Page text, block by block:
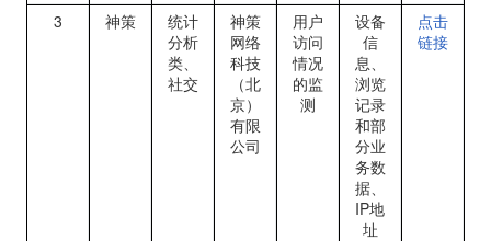
3 神策
统计
分析
类、
社交
神策
网络
科技
（北
京）
有限
公司
用户
访问
情况
的监
测
设备
信
息、
浏览
记录
和部
分业
务数
据、
IP地
址
点击
链接